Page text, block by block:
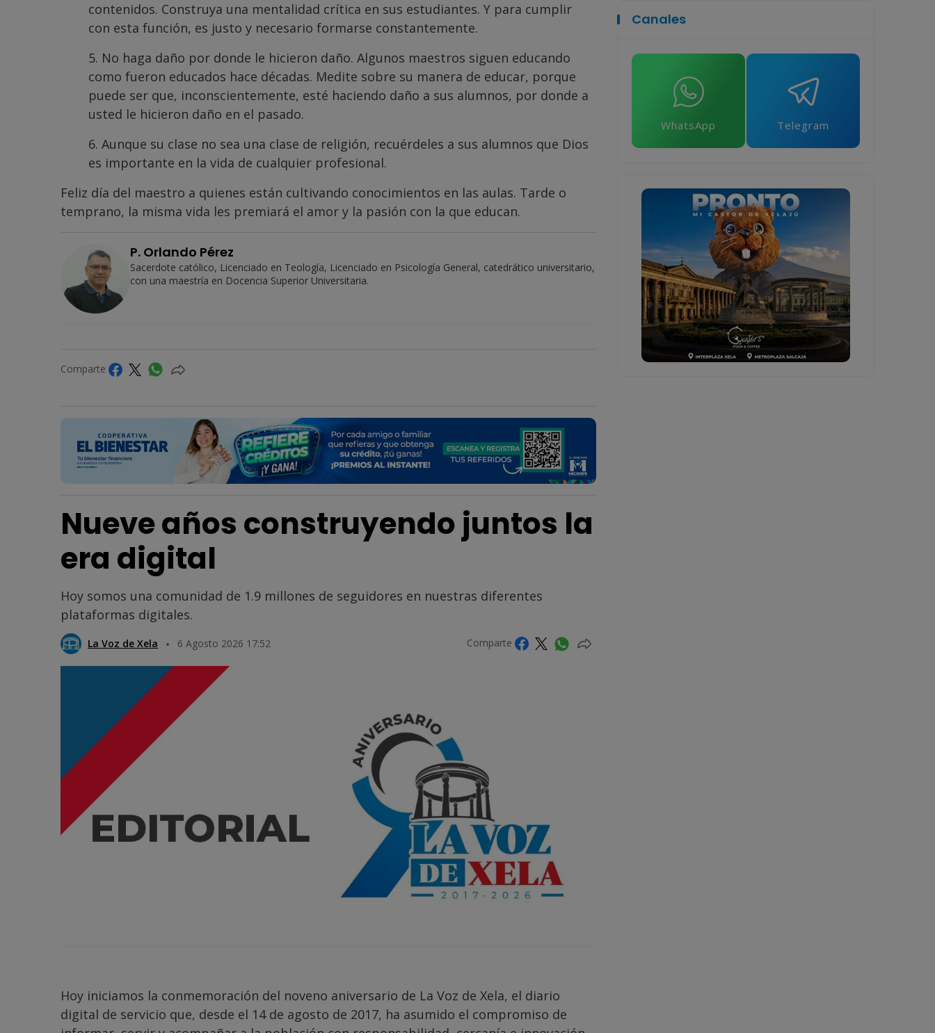
contenidos. Construya una mentalidad crítica en sus estudiantes. Y para cumplir
con esta función, es justo y necesario formarse constantemente.
5. No haga daño por donde le hicieron daño. Algunos maestros siguen educando
como fueron educados hace décadas. Medite sobre su manera de educar, porque
puede ser que, inconscientemente, esté haciendo daño a sus alumnos, por donde a
usted le hicieron daño en el pasado.
6. Aunque su clase no sea una clase de religión, recuérdeles a sus alumnos que Dios
es importante en la vida de cualquier profesional.
Feliz día del maestro a quienes están cultivando conocimientos en las aulas. Tarde o
temprano, la misma vida les premiará el amor y la pasión con la que educan.
P. Orlando Pérez
Sacerdote católico, Licenciado en Teología, Licenciado en Psicología General, catedrático universitario,
con una maestría en Docencia Superior Universitaria.
Comparte
Nueve años construyendo juntos la
era digital
Hoy somos una comunidad de 1.9 millones de seguidores en nuestras diferentes
plataformas digitales.
La Voz de Xela 6 Agosto 2026 17:52 Comparte
Hoy iniciamos la conmemoración del noveno aniversario de La Voz de Xela, el diario
digital de servicio que, desde el 14 de agosto de 2017, ha asumido el compromiso de
Canales
WhatsApp Telegram